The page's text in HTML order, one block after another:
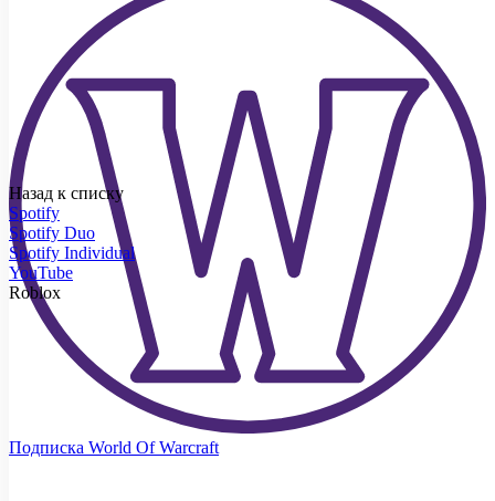
Подписка World Of Warcraft
Назад к списку
Spotify
Spotify Duo
Spotify Individual
YouTube
Roblox